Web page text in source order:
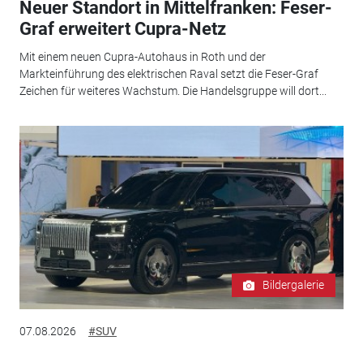
Neuer Standort in Mittelfranken: Feser-
Graf erweitert Cupra-Netz
Mit einem neuen Cupra-Autohaus in Roth und der
Markteinführung des elektrischen Raval setzt die Feser-Graf
Zeichen für weiteres Wachstum. Die Handelsgruppe will dort...
Bildergalerie
07.08.2026 #SUV